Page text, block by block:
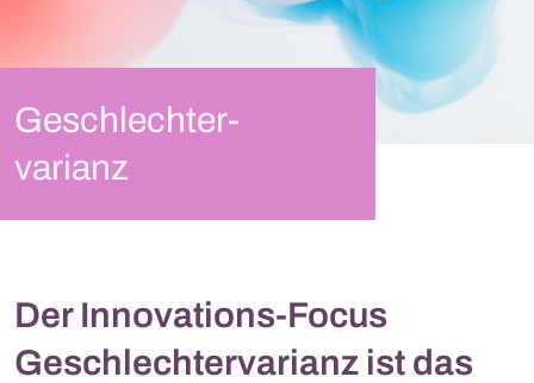
Geschlechter-
varianz
Der Innovations-Focus
Geschlechtervarianz ist das